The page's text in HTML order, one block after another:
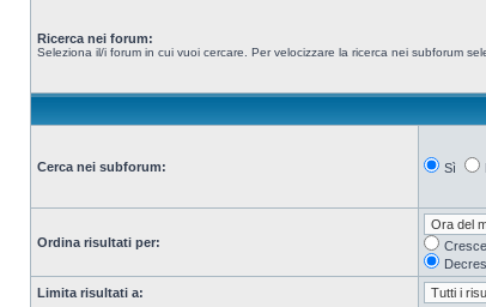
Ricerca nei forum:
Seleziona il/i forum in cui vuoi cercare. Per velocizzare la ricerca nei subforum
Cerca nei subforum: Sì
Ordina risultati per:
Limita risultati a: